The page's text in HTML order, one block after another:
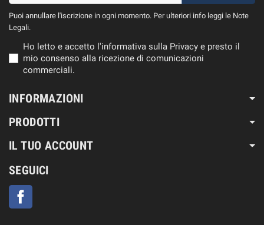
Puoi annullare l'iscrizione in ogni momento. Per ulteriori info leggi le Note
Legali.
Ho letto e accetto l'informativa sulla Privacy e presto il
mio consenso alla ricezione di comunicazioni
commerciali.
INFORMAZIONI
PRODOTTI
IL TUO ACCOUNT
SEGUICI